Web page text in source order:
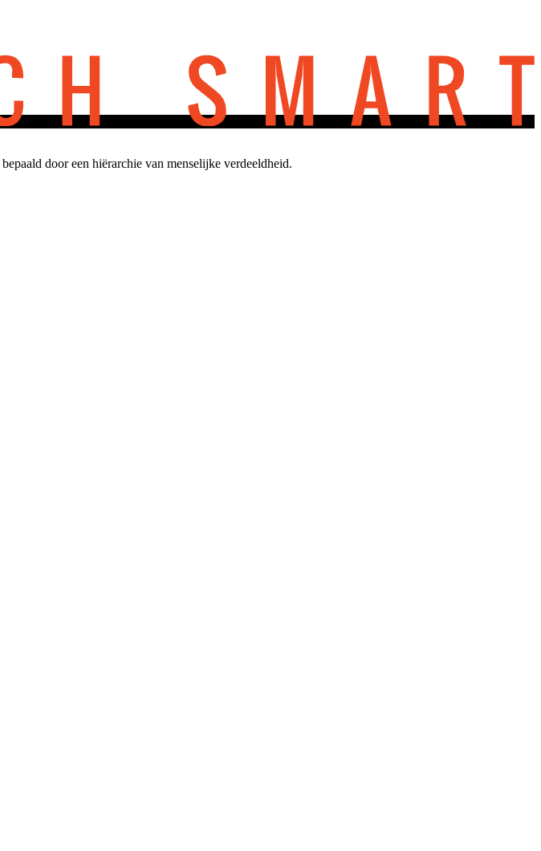
door een hiërarchie van menselijke verdeeldheid.